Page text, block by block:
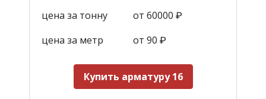
цена за тонну
от 60000 ₽
цена за метр
от 90 ₽
Купить арматуру 16